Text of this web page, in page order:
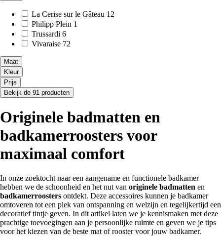
La Cerise sur le Gâteau 12
Philipp Plein 1
Trussardi 6
Vivaraise 72
Maat
Kleur
Prijs
Bekijk de 91 producten
Originele badmatten en
badkamerroosters voor
maximaal comfort
In onze zoektocht naar een aangename en functionele badkamer
hebben we de schoonheid en het nut van originele badmatten en
badkamerroosters ontdekt. Deze accessoires kunnen je badkamer
omtoveren tot een plek van ontspanning en welzijn en tegelijkertijd een
decoratief tintje geven. In dit artikel laten we je kennismaken met deze
prachtige toevoegingen aan je persoonlijke ruimte en geven we je tips
voor het kiezen van de beste mat of rooster voor jouw badkamer.